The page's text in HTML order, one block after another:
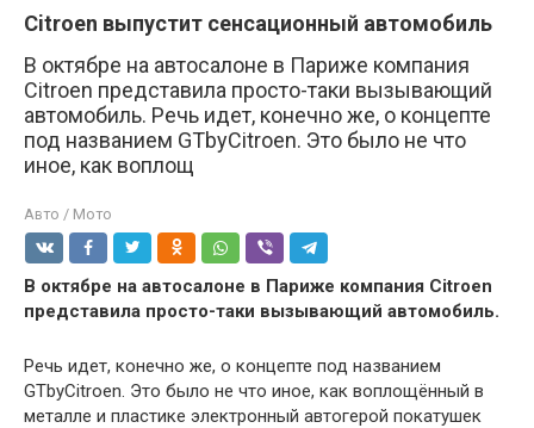
Citroen выпустит сенсационный автомобиль
В октябре на автосалоне в Париже компания
Citroen представила просто-таки вызывающий
автомобиль. Речь идет, конечно же, о концепте
под названием GTbyCitroen. Это было не что
иное, как воплощ
Авто / Мото
В октябре на автосалоне в Париже компания Citroen
представила просто-таки вызывающий автомобиль.
Речь идет, конечно же, о концепте под названием
GTbyCitroen. Это было не что иное, как воплощённый в
металле и пластике электронный автогерой покатушек